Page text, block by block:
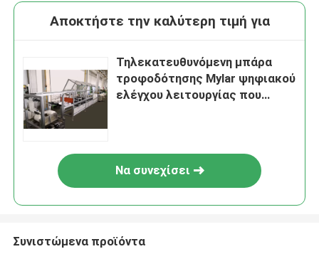
Αποκτήστε την καλύτερη τιμή για
Τηλεκατευθυνόμενη μπάρα
τροφοδότησης Mylar ψηφιακού
ελέγχου λειτουργίας που
Να συνεχίσει
Συνιστώμενα προϊόντα